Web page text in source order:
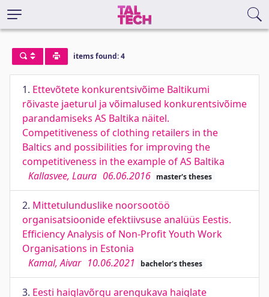
items found: 4
1. Ettevõtete konkurentsivõime Baltikumi
rõivaste jaeturul ja võimalused konkurentsivõime
parandamiseks AS Baltika näitel.
Competitiveness of clothing retailers in the
Baltics and possibilities for improving the
competitiveness in the example of AS Baltika
Kallasvee, Laura 06.06.2016 master's theses
2. Mittetulunduslike noorsootöö
organisatsioonide efektiivsuse analüüs Eestis.
Efficiency Analysis of Non-Profit Youth Work
Organisations in Estonia
Kamal, Aivar 10.06.2021 bachelor's theses
3. Eesti haiglavõrgu arengukava haiglate